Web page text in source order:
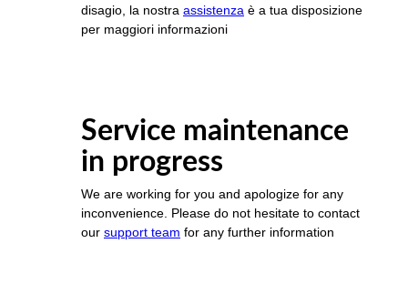
disagio, la nostra assistenza è a tua disposizione
per maggiori informazioni
Service maintenance
in progress
We are working for you and apologize for any
inconvenience. Please do not hesitate to contact
our support team for any further information